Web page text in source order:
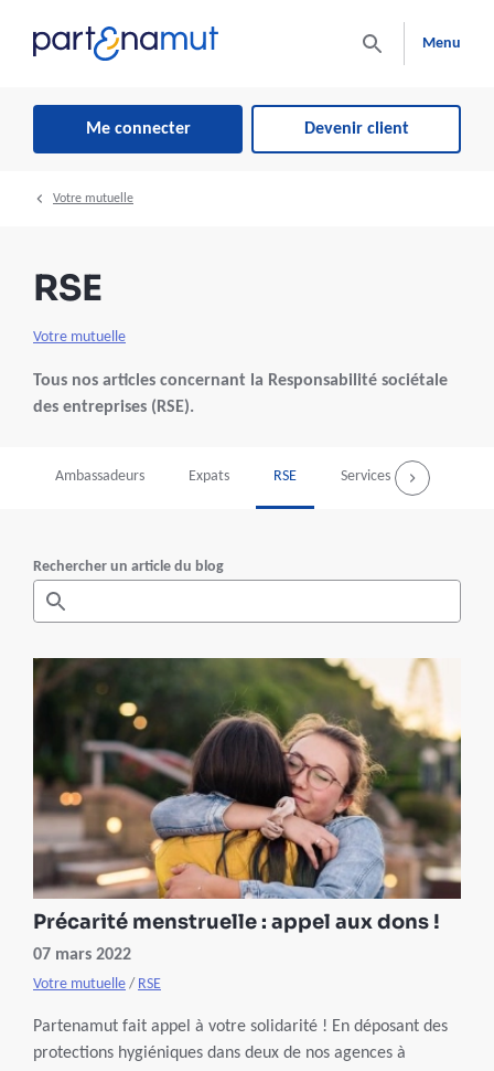
Menu
Me connecter Devenir client
Votre mutuelle
RSE
Votre mutuelle
Tous nos articles concernant la Responsabilité sociétale
des entreprises (RSE).
Ambassadeurs Expats RSE Services
Rechercher un article du blog
Précarité menstruelle : appel aux dons !
07 mars 2022
Votre mutuelle / RSE
Partenamut fait appel à votre solidarité ! En déposant des
protections hygiéniques dans deux de nos agences à